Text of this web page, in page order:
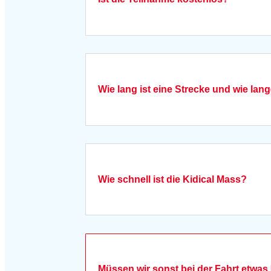
Wie lang ist eine Strecke und wie
Wie schnell ist die Kidical Mass?